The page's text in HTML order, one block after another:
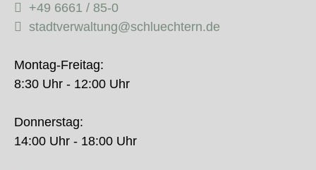
+49 6661 / 85-0
stadtverwaltung@schluechtern.de
Montag-Freitag:
8:30 Uhr - 12:00 Uhr
Donnerstag:
14:00 Uhr - 18:00 Uhr